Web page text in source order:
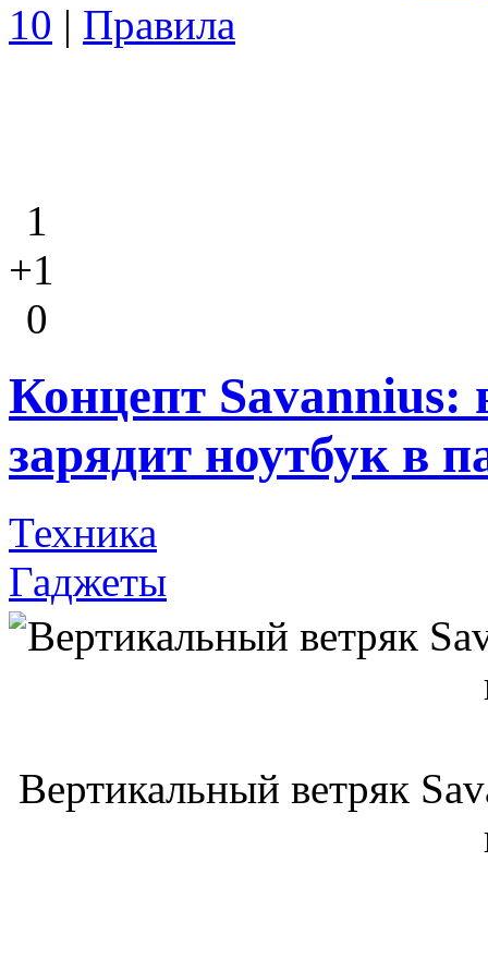
10 | Правила
1
+1
0
Концепт Savannius:
зарядит ноутбук в
Техника
Гаджеты
Вертикальный ветряк